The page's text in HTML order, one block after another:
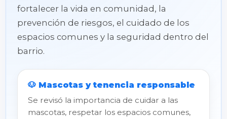
fortalecer la vida en comunidad, la
prevención de riesgos, el cuidado de los
espacios comunes y la seguridad dentro del
barrio.
🐶 Mascotas y tenencia responsable
Se revisó la importancia de cuidar a las
mascotas, respetar los espacios comunes,